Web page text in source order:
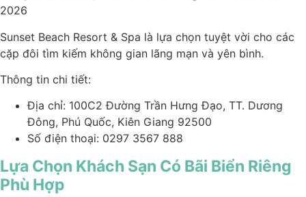
Sunset Beach Resort & Spa là lựa chọn tuyệt vời cho các
cặp đôi tìm kiếm không gian lãng mạn và yên bình.
Thông tin chi tiết:
Địa chỉ: 100C2 Đường Trần Hưng Đạo, TT. Dương
Đông, Phú Quốc, Kiên Giang 92500
Số điện thoại: 0297 3567 888
Lựa Chọn Khách Sạn Có Bãi Biển Riêng
Phù Hợp